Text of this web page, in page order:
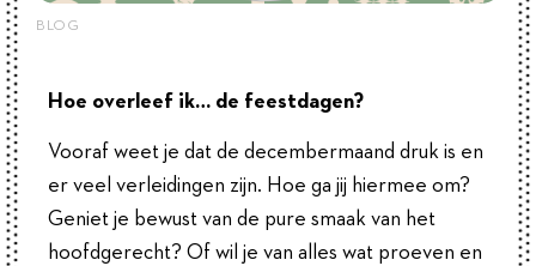
BLOG
Hoe overleef ik… de feestdagen?
Vooraf weet je dat de decembermaand druk is en
er veel verleidingen zijn. Hoe ga jij hiermee om?
Geniet je bewust van de pure smaak van het
hoofdgerecht? Of wil je van alles wat proeven en